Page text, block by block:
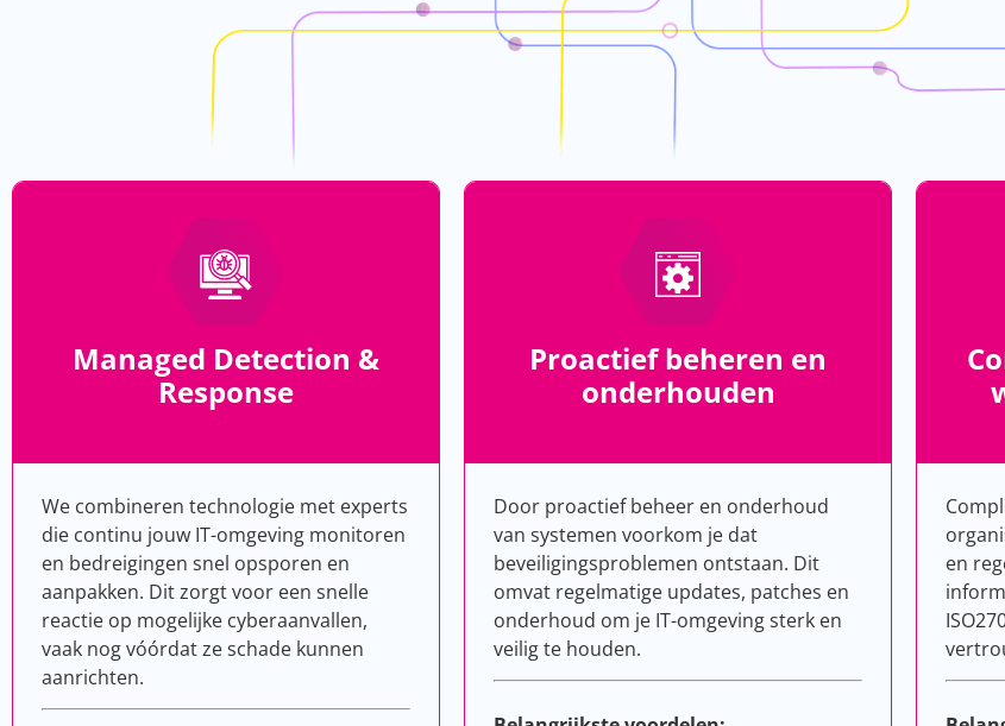
Managed Detection &
Response
We combineren technologie met experts
die continu jouw IT-omgeving monitoren
en bedreigingen snel opsporen en
aanpakken. Dit zorgt voor een snelle
reactie op mogelijke cyberaanvallen,
vaak nog vóórdat ze schade kunnen
aanrichten.
Proactief beheren en
onderhouden
Door proactief beheer en onderhoud
van systemen voorkom je dat
beveiligingsproblemen ontstaan. Dit
omvat regelmatige updates, patches en
onderhoud om je IT-omgeving sterk en
veilig te houden.
en